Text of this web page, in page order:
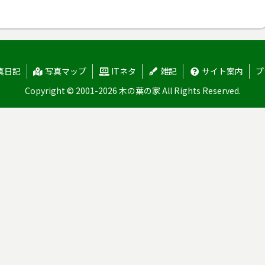
日記 写真マップ ITネタ 雑記 サイト案内
Copyright © 2001-2026 木の葉の家 All Rights Reserved.